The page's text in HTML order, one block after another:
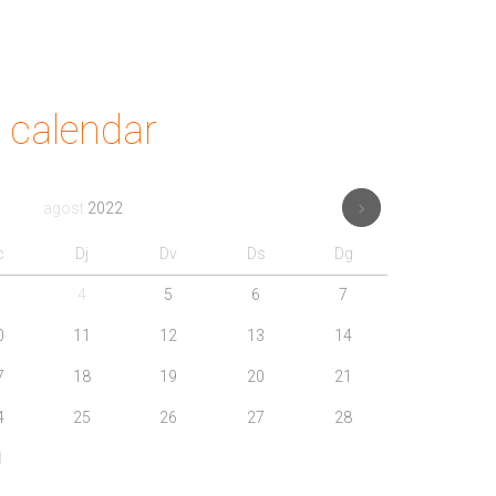
calendar
agost 2022
Dj Dv Ds Dg
4 5 6 7
11 12 13 14
18 19 20 21
25 26 27 28